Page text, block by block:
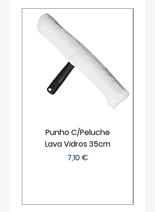
Punho C/Peluche
Lava Vidros 35cm
Preço
7,10 €